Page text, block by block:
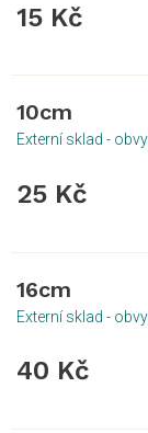
15 Kč
10cm
Externí sklad -
25 Kč
16cm
Externí sklad -
40 Kč